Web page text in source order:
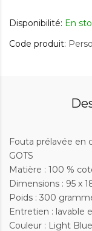
Disponibilité: En
Code produit:
Fouta prélavée en
GOTS
Matière : 100 %
Dimensions : 95 x
Poids : 300
Entretien : lavable
Couleur : Light Blue